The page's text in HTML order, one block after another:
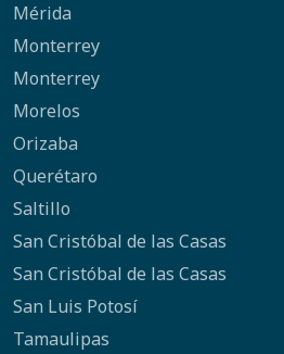
Mérida
Monterrey
Monterrey
Morelos
Orizaba
Querétaro
Saltillo
San Cristóbal de las Casas
San Cristóbal de las Casas
San Luis Potosí
Tamaulipas